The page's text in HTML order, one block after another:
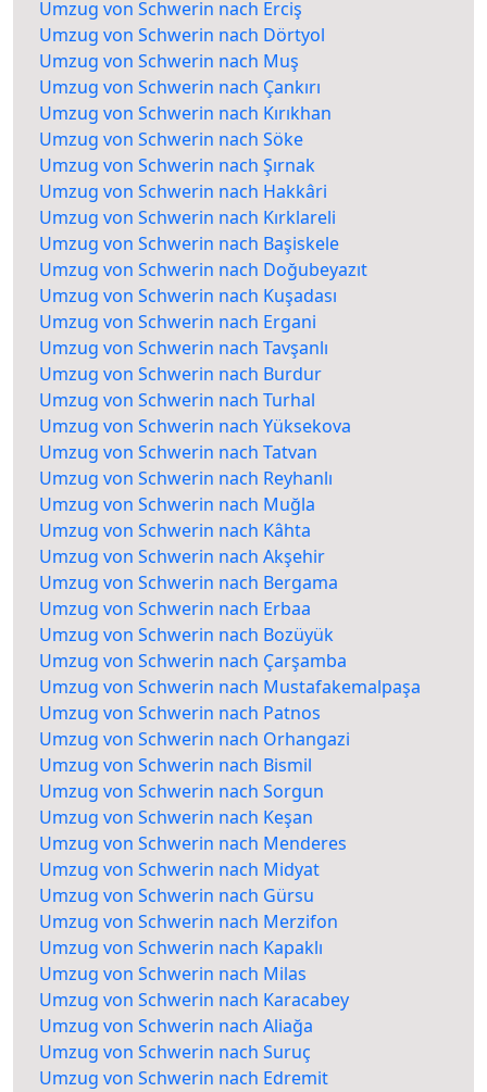
Umzug von Schwerin nach Erciş
Umzug von Schwerin nach Dörtyol
Umzug von Schwerin nach Muş
Umzug von Schwerin nach Çankırı
Umzug von Schwerin nach Kırıkhan
Umzug von Schwerin nach Söke
Umzug von Schwerin nach Şırnak
Umzug von Schwerin nach Hakkâri
Umzug von Schwerin nach Kırklareli
Umzug von Schwerin nach Başiskele
Umzug von Schwerin nach Doğubeyazıt
Umzug von Schwerin nach Kuşadası
Umzug von Schwerin nach Ergani
Umzug von Schwerin nach Tavşanlı
Umzug von Schwerin nach Burdur
Umzug von Schwerin nach Turhal
Umzug von Schwerin nach Yüksekova
Umzug von Schwerin nach Tatvan
Umzug von Schwerin nach Reyhanlı
Umzug von Schwerin nach Muğla
Umzug von Schwerin nach Kâhta
Umzug von Schwerin nach Akşehir
Umzug von Schwerin nach Bergama
Umzug von Schwerin nach Erbaa
Umzug von Schwerin nach Bozüyük
Umzug von Schwerin nach Çarşamba
Umzug von Schwerin nach Mustafakemalpaşa
Umzug von Schwerin nach Patnos
Umzug von Schwerin nach Orhangazi
Umzug von Schwerin nach Bismil
Umzug von Schwerin nach Sorgun
Umzug von Schwerin nach Keşan
Umzug von Schwerin nach Menderes
Umzug von Schwerin nach Midyat
Umzug von Schwerin nach Gürsu
Umzug von Schwerin nach Merzifon
Umzug von Schwerin nach Kapaklı
Umzug von Schwerin nach Milas
Umzug von Schwerin nach Karacabey
Umzug von Schwerin nach Aliağa
Umzug von Schwerin nach Suruç
Umzug von Schwerin nach Edremit